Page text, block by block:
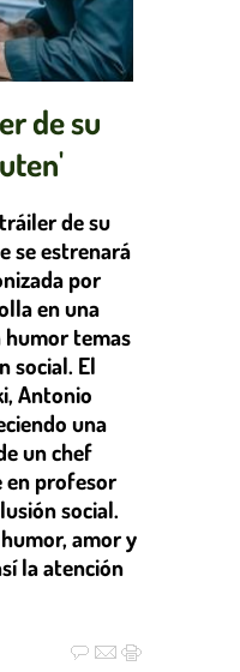
de su
de su
se estrenará
por
en una
humor temas
social. El
Antonio
una
un chef
en profesor
social.
amor y
la atención